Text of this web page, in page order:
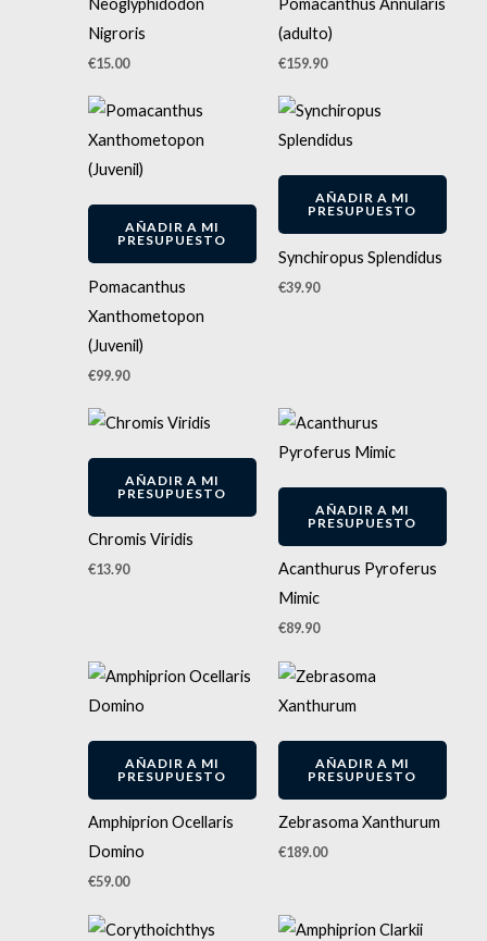
Neoglyphidodon
Nigroris
€15.00
Pomacanthus Annularis
(adulto)
€159.90
AÑADIR A MI
PRESUPUESTO
Pomacanthus
Xanthometopon
(Juvenil)
€99.90
AÑADIR A MI
PRESUPUESTO
Synchiropus Splendidus
€39.90
AÑADIR A MI
PRESUPUESTO
Chromis Viridis
€13.90
AÑADIR A MI
PRESUPUESTO
Acanthurus Pyroferus
Mimic
€89.90
AÑADIR A MI
PRESUPUESTO
Amphiprion Ocellaris
Domino
€59.00
AÑADIR A MI
PRESUPUESTO
Zebrasoma Xanthurum
€189.00